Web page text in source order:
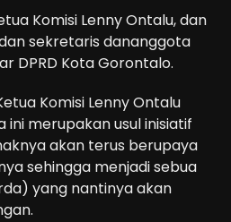
Komisi Lenny Ontalu, dan
sekretaris dananggota
DPRD Kota Gorontalo.
Komisi Lenny Ontalu
ini merupakan usul inisiatif
akan terus berupaya
sehingga menjadi sebua
yang nantinya akan